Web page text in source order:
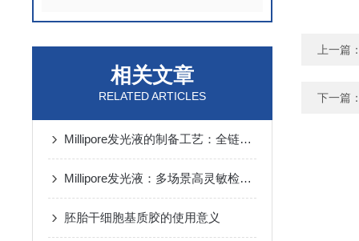
相关文章
RELATED ARTICLES
Millipore发光液的制备工艺：全链路质控保障检测性能稳定
Millipore发光液：多场景高灵敏检测的核心试剂支撑
胚胎干细胞基质胶的使用意义
上一篇
下一篇